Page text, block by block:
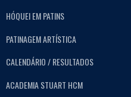
HÓQUEI EM PATINS
PATINAGEM ARTÍSTICA
CALENDÁRIO / RESULTADOS
ACADEMIA STUART HCM